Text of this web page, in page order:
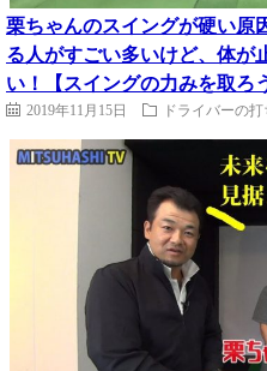
栗ちゃんのスイングが硬い原
る人がすごい多いけど、体が
い！【スイングの力みを取ろ
2019年11月15日 ドライバーの打